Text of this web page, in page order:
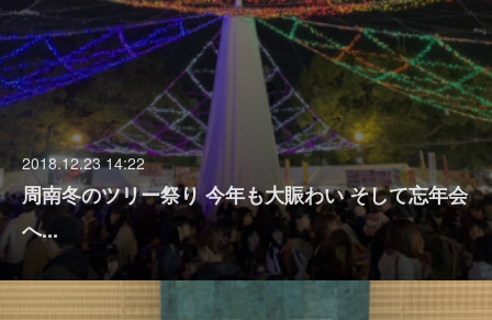
2018.12.23 14:22
周南冬のツリー祭り 今年も大賑わい そして忘年会
へ...